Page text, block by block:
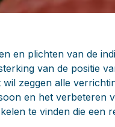
meer inhoud.
en plichten van de
van de positie
zeggen alle
en het verbeteren
te vinden die een